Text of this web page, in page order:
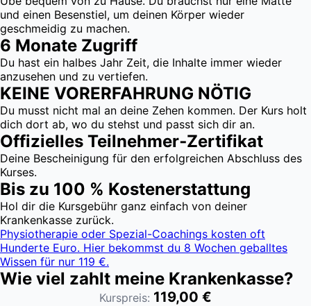
und einen Besenstiel, um deinen Körper wieder
geschmeidig zu machen.
6 Monate Zugriff
Du hast ein halbes Jahr Zeit, die Inhalte immer wieder
anzusehen und zu vertiefen.
KEINE VORERFAHRUNG NÖTIG
Du musst nicht mal an deine Zehen kommen. Der Kurs holt
dich dort ab, wo du stehst und passt sich dir an.
Offizielles Teilnehmer‑Zertifikat
Deine Bescheinigung für den erfolgreichen Abschluss des
Kurses.
Bis zu 100 % Kosten­erstattung
Hol dir die Kursgebühr ganz einfach von deiner
Krankenkasse zurück.
Physiotherapie oder Spezial-Coachings kosten oft
Hunderte Euro. Hier bekommst du 8 Wochen geballtes
Wissen für nur 119 €.
Wie viel zahlt meine Krankenkasse?
Kurspreis: 119,00 €